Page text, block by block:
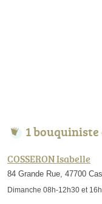
1
COSSERON Isabelle
84 Grande Rue, 47700
Dimanche 08h-12h30 et